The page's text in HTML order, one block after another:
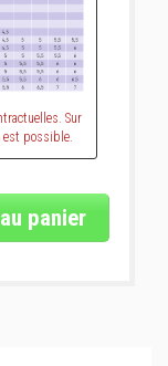
Sur
est possible.
panier